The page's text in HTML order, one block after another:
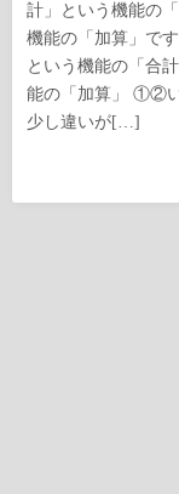
計」という機能の
機能の「加算」で
という機能の「合
能の「加算」 ①②
少し違いが[…]